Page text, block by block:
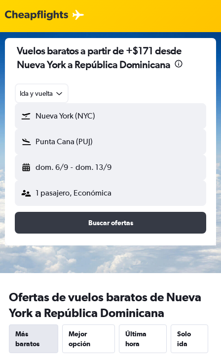
Vuelos baratos a partir de +$171 desde
Nueva York a República Dominicana
Ida y vuelta
Nueva York (NYC)
Punta Cana (PUJ)
dom. 6/9 - dom. 13/9
1 pasajero, Económica
Buscar ofertas
Ofertas de vuelos baratos de Nueva
York a República Dominicana
Más
baratos
Mejor
opción
Última
hora
Solo
ida